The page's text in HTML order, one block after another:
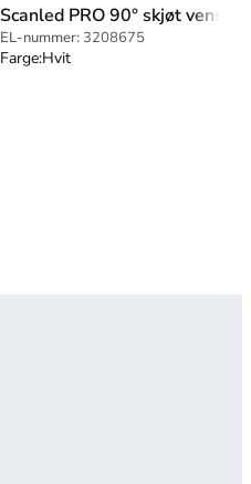
Scanled PRO 90° skjøt
EL-nummer: 3208675
Farge:Hvit